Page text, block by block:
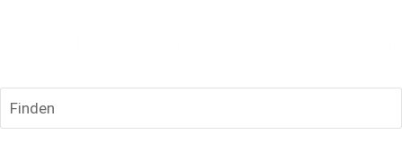
Finden